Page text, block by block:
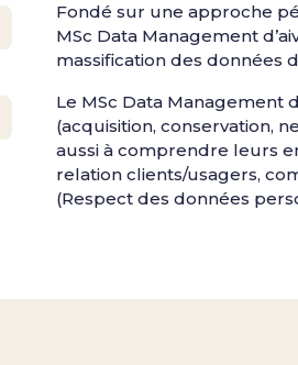
Fondé sur une approche
MSc Data Management
massification des données
Le MSc Data Management
(acquisition, conservation,
aussi à comprendre leurs
relation clients/usagers,
(Respect des données